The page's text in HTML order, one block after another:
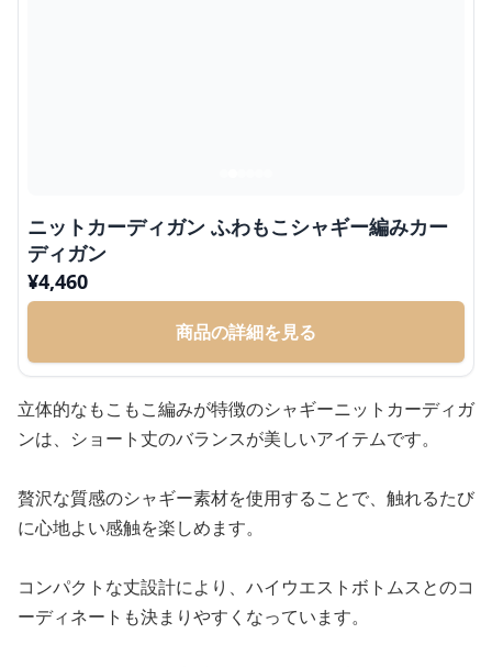
ニットカーディガン ふわもこシャギー編みカー
ディガン
¥4,460
商品の詳細を見る
立体的なもこもこ編みが特徴のシャギーニットカーディガ
ンは、ショート丈のバランスが美しいアイテムです。
贅沢な質感のシャギー素材を使用することで、触れるたび
に心地よい感触を楽しめます。
コンパクトな丈設計により、ハイウエストボトムスとのコ
ーディネートも決まりやすくなっています。